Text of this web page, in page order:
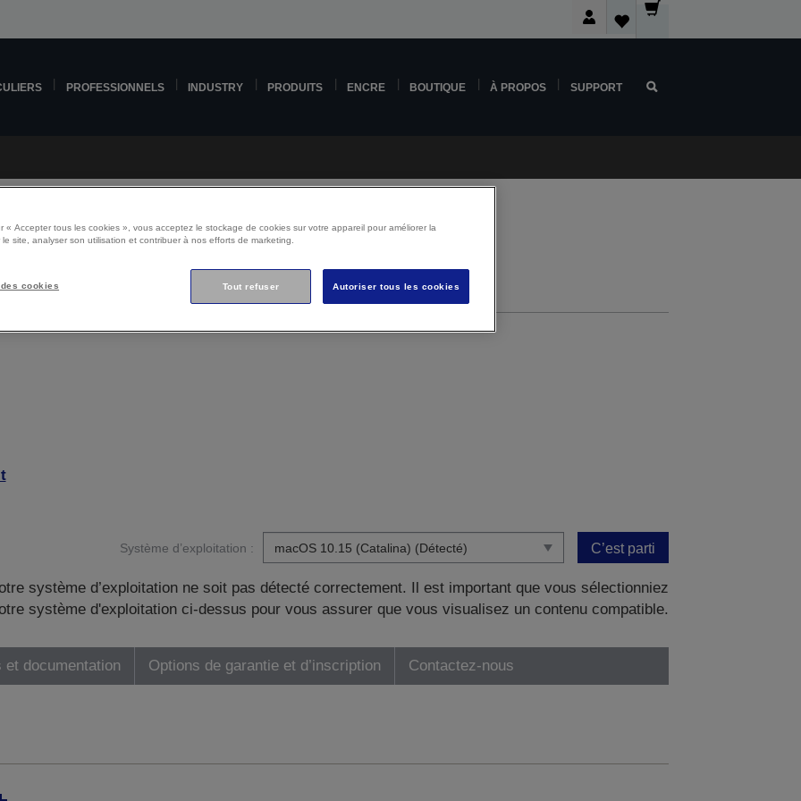
PROFESSIONNELS INDUSTRY PRODUITS ENCRE BOUTIQUE À PROPOS SUPPORT
Epson EB-685Wi Support
Système d’exploitation : C’est parti
système d’exploitation ne soit pas détecté correctement. Il est important que vous sélectionniez
système d'exploitation ci-dessus pour vous assurer que vous visualisez un contenu compatible.
et documentation Options de garantie et d’inscription Contactez-nous
« Accepter tous les cookies », vous acceptez le stockage de cookies sur votre appareil pour améliorer la
site, analyser son utilisation et contribuer à nos efforts de marketing.
Tout refuser Autoriser tous les cookies
cookies